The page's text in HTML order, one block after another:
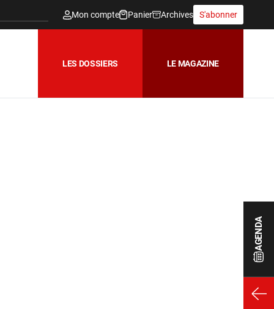
AGENDA
Mon compte Panier Archives S'abonner
LES DOSSIERS LE MAGAZINE